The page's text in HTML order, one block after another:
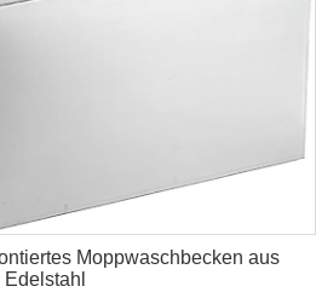
Moppwaschbecken aus
Edelstahl